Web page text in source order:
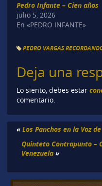
Pedro Infante – Cien años
julio 5, 2026
En «PEDRO INFANTE»
PEDRO VARGAS
Deja una
Lo siento, debes estar
comentario.
« Los Panchos en la Voz
Quinteto Contrapunto –
Venezuela »